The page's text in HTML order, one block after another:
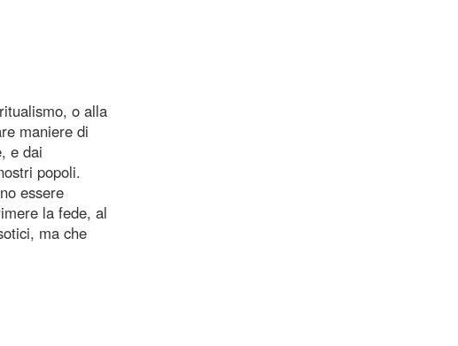
o alla
maniere di
e dai
popoli.
essere
la fede, al
ma che